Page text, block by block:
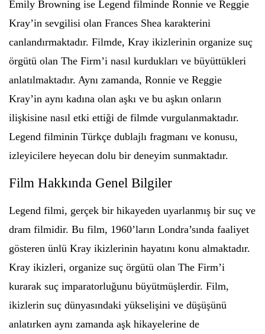
Emily Browning ise Legend filminde Ronnie ve Reggie
Kray’in sevgilisi olan Frances Shea karakterini
canlandırmaktadır. Filmde, Kray ikizlerinin organize suç
örgütü olan The Firm’i nasıl kurdukları ve büyüttükleri
anlatılmaktadır. Aynı zamanda, Ronnie ve Reggie
Kray’in aynı kadına olan aşkı ve bu aşkın onların
ilişkisine nasıl etki ettiği de filmde vurgulanmaktadır.
Legend filminin Türkçe dublajlı fragmanı ve konusu,
izleyicilere heyecan dolu bir deneyim sunmaktadır.
Film Hakkında Genel Bilgiler
Legend filmi, gerçek bir hikayeden uyarlanmış bir suç ve
dram filmidir. Bu film, 1960’ların Londra’sında faaliyet
gösteren ünlü Kray ikizlerinin hayatını konu almaktadır.
Kray ikizleri, organize suç örgütü olan The Firm’i
kurarak suç imparatorluğunu büyütmüşlerdir. Film,
ikizlerin suç dünyasındaki yükselişini ve düşüşünü
anlatırken aynı zamanda aşk hikayelerine de